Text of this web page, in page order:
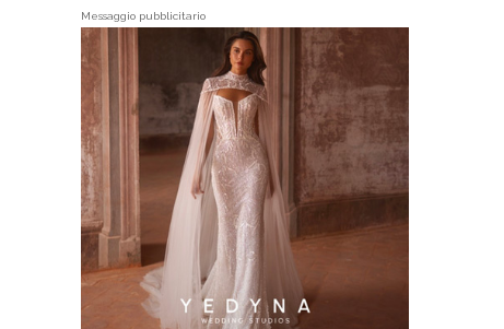
Messaggio pubblicitario